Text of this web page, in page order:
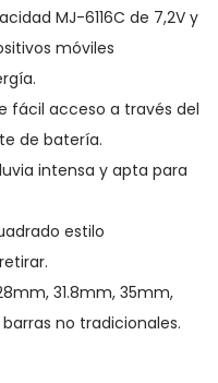
MJ-6116C de 7,2V y
móviles
fácil acceso a través del
de batería.
intensa y apta para
estilo
31.8mm, 35mm,
no tradicionales.